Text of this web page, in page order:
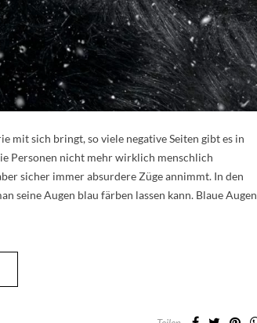
mit sich bringt, so viele negative Seiten gibt es in
Personen nicht mehr wirklich menschlich
sicher immer absurdere Züge annimmt. In den
seine Augen blau färben lassen kann. Blaue Augen